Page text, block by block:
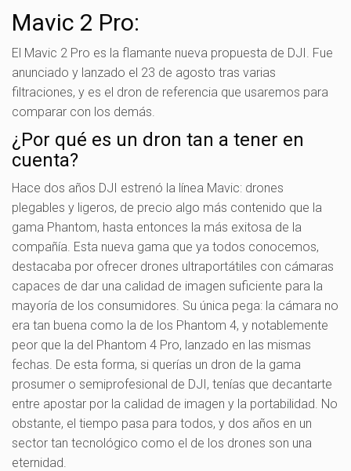
Mavic 2 Pro:
El Mavic 2 Pro es la flamante nueva propuesta de DJI. Fue
anunciado y lanzado el 23 de agosto tras varias
filtraciones, y es el dron de referencia que usaremos para
comparar con los demás.
¿Por qué es un dron tan a tener en
cuenta?
Hace dos años DJI estrenó la línea Mavic: drones
plegables y ligeros, de precio algo más contenido que la
gama Phantom, hasta entonces la más exitosa de la
compañía. Esta nueva gama que ya todos conocemos,
destacaba por ofrecer drones ultraportátiles con cámaras
capaces de dar una calidad de imagen suficiente para la
mayoría de los consumidores. Su única pega: la cámara no
era tan buena como la de los Phantom 4, y notablemente
peor que la del Phantom 4 Pro, lanzado en las mismas
fechas. De esta forma, si querías un dron de la gama
prosumer o semiprofesional de DJI, tenías que decantarte
entre apostar por la calidad de imagen y la portabilidad. No
obstante, el tiempo pasa para todos, y dos años en un
sector tan tecnológico como el de los drones son una
eternidad.